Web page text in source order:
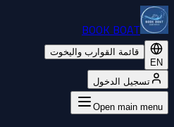
BOOK BOAT
EN
قائمة القوارب واليخوت
تسجيل الدخول
Open main menu